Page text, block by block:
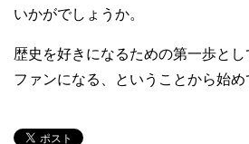
いかがでしょうか。
歴史を好きになるための第一歩と
ファンになる、ということから始め